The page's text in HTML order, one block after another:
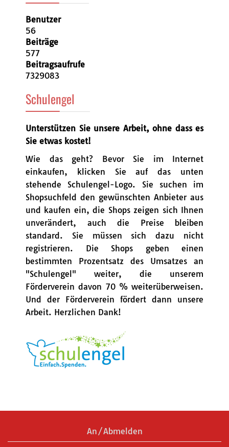
Benutzer
56
Beiträge
577
Beitragsaufrufe
7329083
Schulengel
Unterstützen Sie unsere Arbeit, ohne dass es
Sie etwas kostet!
Wie das geht? Bevor Sie im Internet
einkaufen, klicken Sie auf das unten
stehende Schulengel-Logo. Sie suchen im
Shopsuchfeld den gewünschten Anbieter aus
und kaufen ein, die Shops zeigen sich Ihnen
unverändert, auch die Preise bleiben
standard. Sie müssen sich dazu nicht
registrieren. Die Shops geben einen
bestimmten Prozentsatz des Umsatzes an
"Schulengel" weiter, die unserem
Förderverein davon 70 % weiterüberweisen.
Und der Förderverein fördert dann unsere
Arbeit. Herzlichen Dank!
An/Abmelden